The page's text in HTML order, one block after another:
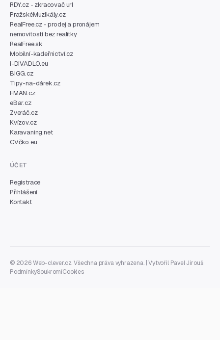
RDY.cz - zkracovač url
PražskéMuzikály.cz
RealFree.cz - prodej a pronájem
nemovitostí bez realitky
RealFree.sk
Mobilní-kadeřnictví.cz
i-DIVADLO.eu
BIGG.cz
Tipy-na-dárek.cz
FMAN.cz
eBar.cz
Zveráč.cz
Kvízov.cz
Karavaning.net
CVčko.eu
ÚČET
Registrace
Přihlášení
Kontakt
© 2026 Web-clever.cz. Všechna práva vyhrazena. | Vytvořil Pavel Jirouš
PodmínkySoukromíCookies